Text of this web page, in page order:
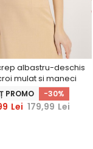
albastru-deschis
mulat si maneci
- StarShinerS
PROMO -30%
Lei 179,99 Lei